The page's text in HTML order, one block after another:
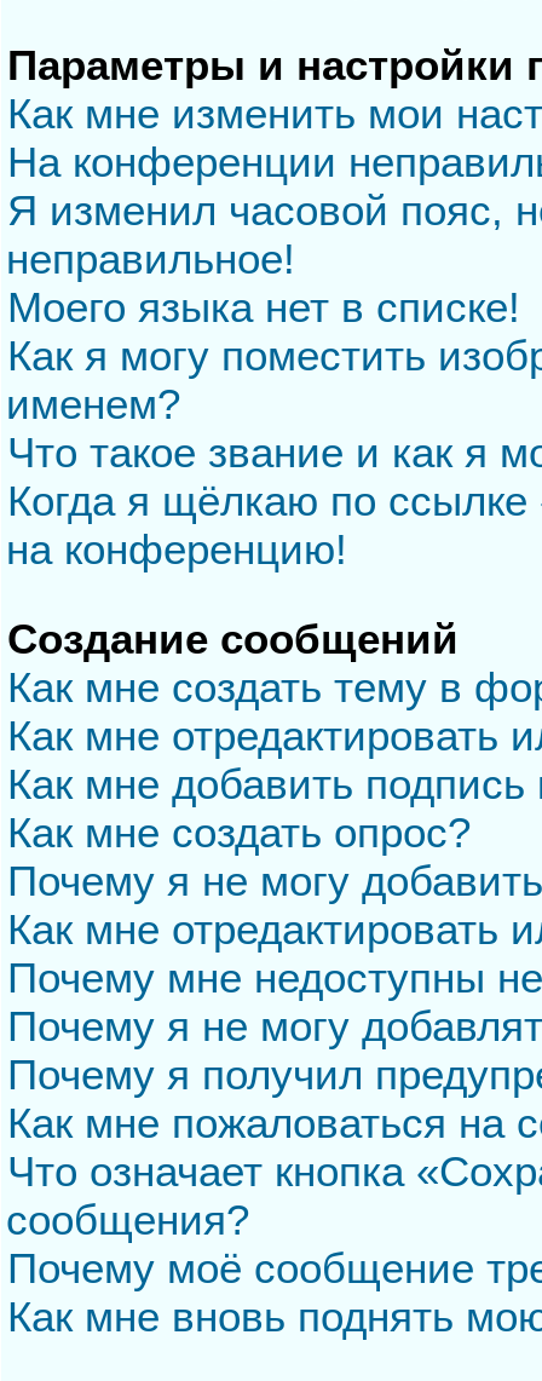
Параметры и настройки
Как мне изменить мои
На конференции
Я изменил часовой пояс,
неправильное!
Моего языка нет в списке!
Как я могу поместить
именем?
Что такое звание и как я
Когда я щёлкаю по
на конференцию!
Создание сообщений
Как мне создать тему в
Как мне отредактировать
Как мне добавить
Как мне создать опрос?
Почему я не могу
Как мне отредактировать
Почему мне недоступны
Почему я не могу
Почему я получил
Как мне пожаловаться на
Что означает кнопка
сообщения?
Почему моё сообщение
Как мне вновь поднять